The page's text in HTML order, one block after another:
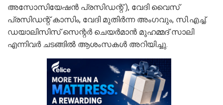
അസോസിയേഷൻ പ്രസിഡന്റ്‌ ), വേദി വൈസ്
പ്രസിഡന്റ്‌ കാസിം, വേദി മുതിർന്ന അംഗവും, സി.എച്ച്.
ഡയാലിസിസ് സെന്റർ ചെയർമാൻ മുഹമ്മദ്‌ സാലി
എന്നിവർ ചടങ്ങിൽ ആശംസകൾ അറിയിച്ചു.